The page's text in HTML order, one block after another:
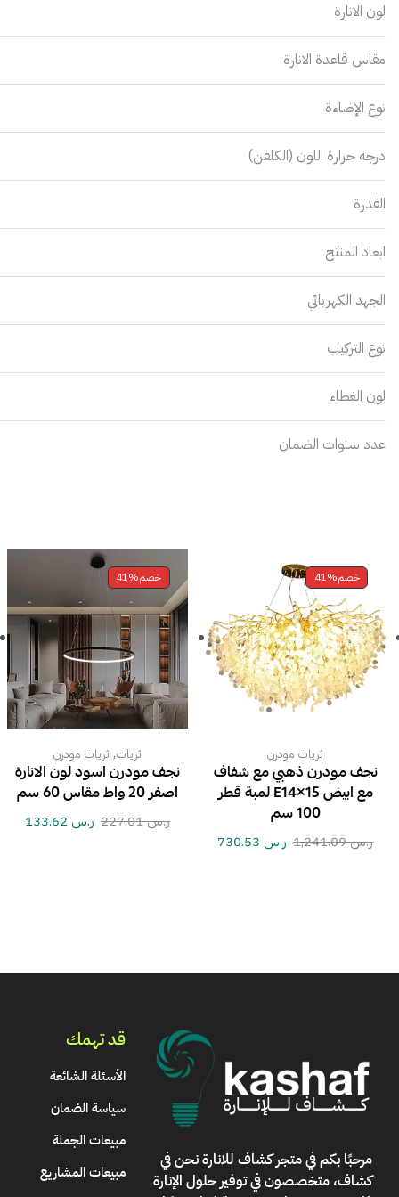
لون الانارة
مقاس قاعدة الانارة
نوع الإضاءة
درجة حرارة اللون (الكلفن)
القدرة
ابعاد المنتج
الجهد الكهربائي
نوع التركيب
لون الغطاء
عدد سنوات الضمان
خصم41%
ثريات مودرن
نجف مودرن ذهبي مع شفاف
مع ابيض E14×15 لمبة قطر
100 سم
ر.س1,241.09 ر.س
خصم41%
ثريات, ثريات مودرن
نجف مودرن اسود لون الانارة
اصفر 20 واط مقاس 60 سم
ر.س227.01 ر.س
مرحبًا بكم فيمتجر كشاف للانارةنحن في
كشاف، متخصصون في توفير حلول الإنارة
قد تهمك
الأسئلة الشائعة
سياسة الضمان
مبيعات الجملة
مبيعات المشاريع